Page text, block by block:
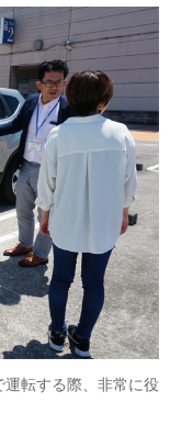
転する際、非常に役